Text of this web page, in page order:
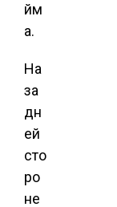
йм
а.
На
за
дн
ей
сто
ро
не